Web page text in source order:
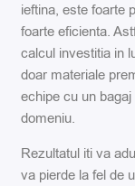
ieftina, este foarte
foarte eficienta.
calcul investitia in
doar materiale
echipe cu un
domeniu.
Rezultatul iti va
va pierde la fel de